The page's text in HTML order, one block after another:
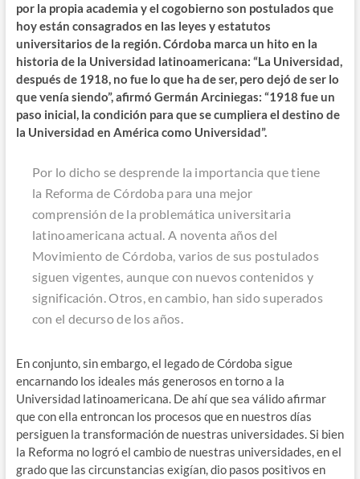
por la propia academia y el cogobierno son postulados que
hoy están consagrados en las leyes y estatutos
universitarios de la región. Córdoba marca un hito en la
historia de la Universidad latinoamericana: “La Universidad,
después de 1918, no fue lo que ha de ser, pero dejó de ser lo
que venía siendo”, afirmó Germán Arciniegas: “1918 fue un
paso inicial, la condición para que se cumpliera el destino de
la Universidad en América como Universidad”.
Por lo dicho se desprende la importancia que tiene
la Reforma de Córdoba para una mejor
comprensión de la problemática universitaria
latinoamericana actual. A noventa años del
Movimiento de Córdoba, varios de sus postulados
siguen vigentes, aunque con nuevos contenidos y
significación. Otros, en cambio, han sido superados
con el decurso de los años.
En conjunto, sin embargo, el legado de Córdoba sigue
encarnando los ideales más generosos en torno a la
Universidad latinoamericana. De ahí que sea válido afirmar
que con ella entroncan los procesos que en nuestros días
persiguen la transformación de nuestras universidades. Si bien
la Reforma no logró el cambio de nuestras universidades, en el
grado que las circunstancias exigían, dio pasos positivos en